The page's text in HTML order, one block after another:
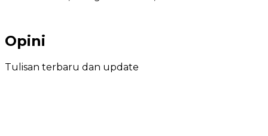
Opini
Tulisan terbaru dan update